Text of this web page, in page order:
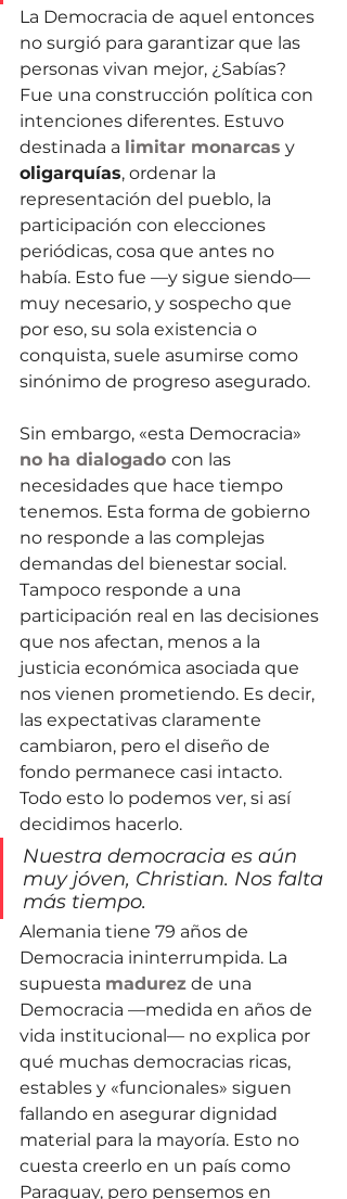
La Democracia de aquel entonces
no surgió para garantizar que las
personas vivan mejor, ¿Sabías?
Fue una construcción política con
intenciones diferentes. Estuvo
destinada a limitar monarcas y
oligarquías, ordenar la
representación del pueblo, la
participación con elecciones
periódicas, cosa que antes no
había. Esto fue —y sigue siendo—
muy necesario, y sospecho que
por eso, su sola existencia o
conquista, suele asumirse como
sinónimo de progreso asegurado.
Sin embargo, «esta Democracia»
no ha dialogado con las
necesidades que hace tiempo
tenemos. Esta forma de gobierno
no responde a las complejas
demandas del bienestar social.
Tampoco responde a una
participación real en las decisiones
que nos afectan, menos a la
justicia económica asociada que
nos vienen prometiendo. Es decir,
las expectativas claramente
cambiaron, pero el diseño de
fondo permanece casi intacto.
Todo esto lo podemos ver, si así
decidimos hacerlo.
Nuestra democracia es aún
muy jóven, Christian. Nos falta
más tiempo.
Alemania tiene 79 años de
Democracia ininterrumpida. La
supuesta madurez de una
Democracia —medida en años de
vida institucional— no explica por
qué muchas democracias ricas,
estables y «funcionales» siguen
fallando en asegurar dignidad
material para la mayoría. Esto no
cuesta creerlo en un país como
Paraguay, pero pensemos en